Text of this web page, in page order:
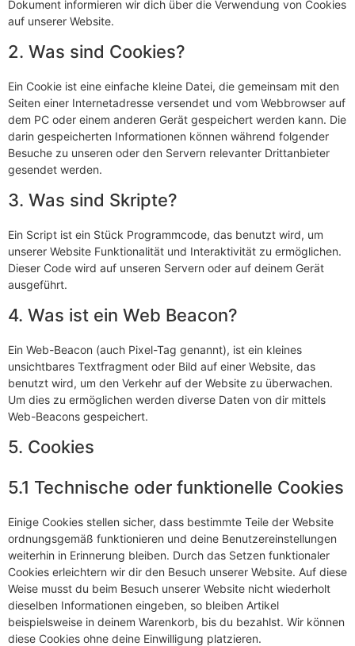
Dokument informieren wir dich über die Verwendung von Cookies
auf unserer Website.
2. Was sind Cookies?
Ein Cookie ist eine einfache kleine Datei, die gemeinsam mit den
Seiten einer Internetadresse versendet und vom Webbrowser auf
dem PC oder einem anderen Gerät gespeichert werden kann. Die
darin gespeicherten Informationen können während folgender
Besuche zu unseren oder den Servern relevanter Drittanbieter
gesendet werden.
3. Was sind Skripte?
Ein Script ist ein Stück Programmcode, das benutzt wird, um
unserer Website Funktionalität und Interaktivität zu ermöglichen.
Dieser Code wird auf unseren Servern oder auf deinem Gerät
ausgeführt.
4. Was ist ein Web Beacon?
Ein Web-Beacon (auch Pixel-Tag genannt), ist ein kleines
unsichtbares Textfragment oder Bild auf einer Website, das
benutzt wird, um den Verkehr auf der Website zu überwachen.
Um dies zu ermöglichen werden diverse Daten von dir mittels
Web-Beacons gespeichert.
5. Cookies
5.1 Technische oder funktionelle Cookies
Einige Cookies stellen sicher, dass bestimmte Teile der Website
ordnungsgemäß funktionieren und deine Benutzereinstellungen
weiterhin in Erinnerung bleiben. Durch das Setzen funktionaler
Cookies erleichtern wir dir den Besuch unserer Website. Auf diese
Weise musst du beim Besuch unserer Website nicht wiederholt
dieselben Informationen eingeben, so bleiben Artikel
beispielsweise in deinem Warenkorb, bis du bezahlst. Wir können
diese Cookies ohne deine Einwilligung platzieren.